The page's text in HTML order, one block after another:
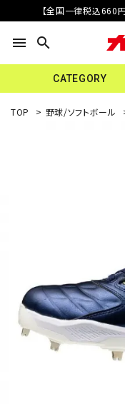
【全国一律税込660
menu search
CATEGORY
TOP > 野球/ソフトボール